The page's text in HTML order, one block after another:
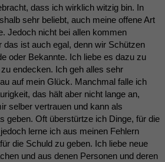
dass ich wirklich witzig bin. In
sehr beliebt, auch meine offene Art
Jedoch nicht bei allen kommen
das ist auch egal, denn wir Schützen
oder Bekannte. Ich liebe es dazu zu
endecken. Ich geh alles sehr
auf mein Glück. Manchmal falle ich
das hält aber nicht lange an,
selber vertrauen und kann als
geben. Oft überstürtze ich Dinge, für die
lerne ich aus meinen Fehlern
die Schuld zu geben. Ich liebe neue
und aus denen Personen und deren